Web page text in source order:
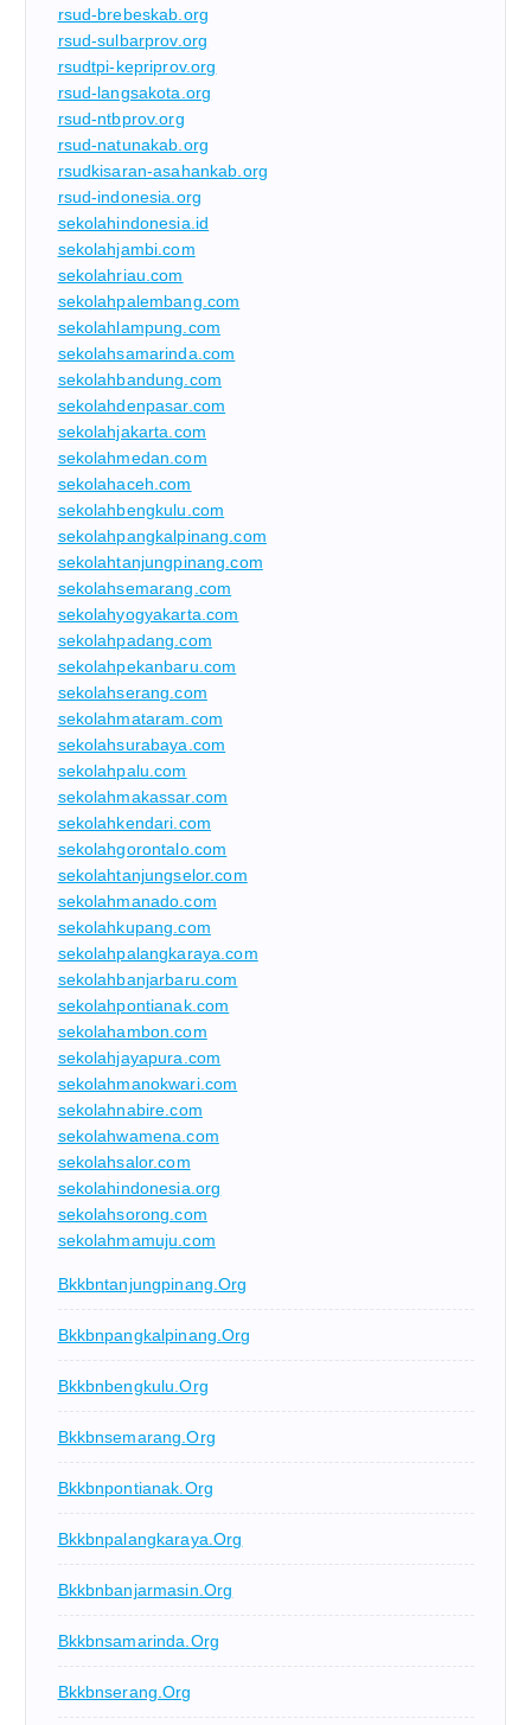
rsud-brebeskab.org
rsud-sulbarprov.org
rsudtpi-kepriprov.org
rsud-langsakota.org
rsud-ntbprov.org
rsud-natunakab.org
rsudkisaran-asahankab.org
rsud-indonesia.org
sekolahindonesia.id
sekolahjambi.com
sekolahriau.com
sekolahpalembang.com
sekolahlampung.com
sekolahsamarinda.com
sekolahbandung.com
sekolahdenpasar.com
sekolahjakarta.com
sekolahmedan.com
sekolahaceh.com
sekolahbengkulu.com
sekolahpangkalpinang.com
sekolahtanjungpinang.com
sekolahsemarang.com
sekolahyogyakarta.com
sekolahpadang.com
sekolahpekanbaru.com
sekolahserang.com
sekolahmataram.com
sekolahsurabaya.com
sekolahpalu.com
sekolahmakassar.com
sekolahkendari.com
sekolahgorontalo.com
sekolahtanjungselor.com
sekolahmanado.com
sekolahkupang.com
sekolahpalangkaraya.com
sekolahbanjarbaru.com
sekolahpontianak.com
sekolahambon.com
sekolahjayapura.com
sekolahmanokwari.com
sekolahnabire.com
sekolahwamena.com
sekolahsalor.com
sekolahindonesia.org
sekolahsorong.com
sekolahmamuju.com
Bkkbntanjungpinang.org
Bkkbnpangkalpinang.org
Bkkbnbengkulu.org
Bkkbnsemarang.org
Bkkbnpontianak.org
Bkkbnpalangkaraya.org
Bkkbnbanjarmasin.org
Bkkbnsamarinda.org
Bkkbnserang.org